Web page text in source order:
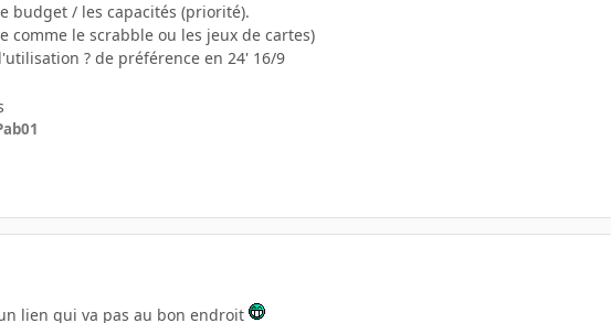
budget / les capacités (priorité).
comme le scrabble ou les jeux de cartes)
? de préférence en 24' 16/9
lien qui va pas au bon endroit